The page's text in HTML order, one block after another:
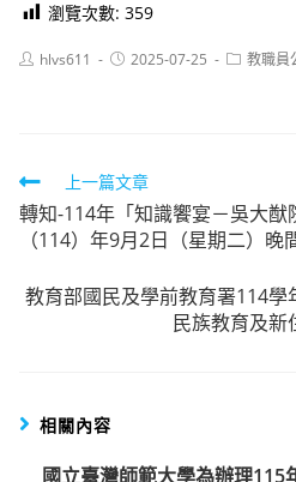
瀏覽次數: 359
Posthlvs611
Post2025-07-25
Post教職員
Read
more
articles
上一篇文章
轉知-114年「知識饗宴－吳大
（114）年9月2日（星期二）晚
教育部國民及學前教育署114
民族教育及新
相關內容
國立臺灣師範大學為辦理115